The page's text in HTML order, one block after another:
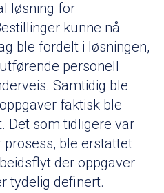
løsning for
kunne nå
ble fordelt i løsningen,
personell
Samtidig ble
faktisk ble
Det som tidligere var
ble erstattet
der oppgaver
tydelig definert.